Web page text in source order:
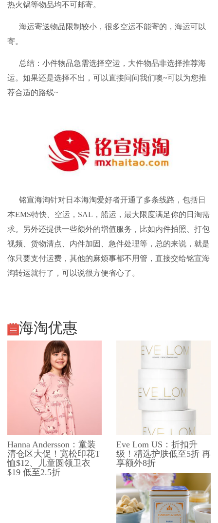
热火锅等物品均不可邮寄。
海运寄送物品限制较小，很多空运不能寄的，海运可以
寄。
总结：小件物品急需选择空运，大件物品非选择推荐海
运。如果还是选择不出，可以直接问问我们噢~可以为您推
荐合适的路线~
铭宣海淘针对日本海淘爱好者开通了多条线路，包括日
本EMS特快、空运，SAL，船运，最大限度满足你的日淘需
求。另外还提供一些额外的增值服务，比如内件拍照、打包
视频、货物清点、内件加固、急件处理等，总的来说，就是
你只要支付运费，其他的麻烦事都不用管，直接交给铭宣海
淘转运就行了，可以说很方便省心了。
海淘优惠
Hanna Andersson：童装
清仓区大促！宽松印花T
恤$12、儿童圆领卫衣
$19 低至2.5折
Eve Lom US：折扣升
级！精选护肤低至5折 再
享额外8折